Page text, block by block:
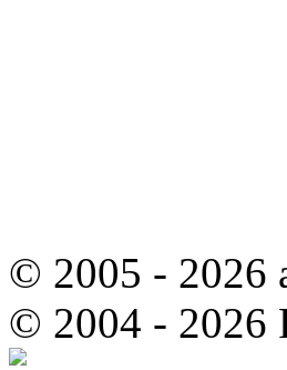
© 2005 - 2026
© 2004 - 2026